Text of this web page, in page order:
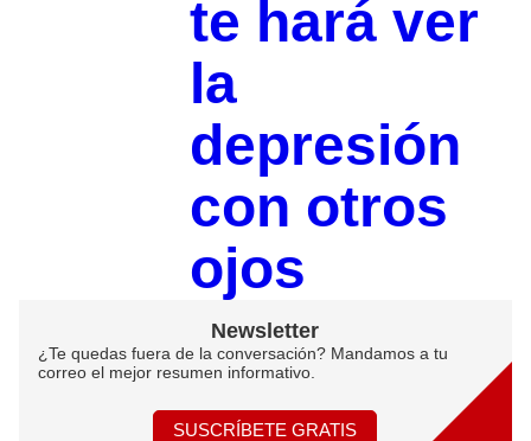
te hará ver
la
depresión
con otros
ojos
Newsletter
¿Te quedas fuera de la conversación? Mandamos a tu
correo el mejor resumen informativo.
SUSCRÍBETE GRATIS